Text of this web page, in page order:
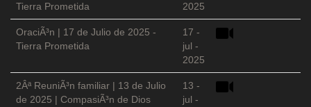
Tierra Prometida
2025
OraciÃ³n | 17 de Julio de 2025 -
Tierra Prometida
17 -
jul -
2025
2Âª ReuniÃ³n familiar | 13 de Julio
de 2025 | CompasiÃ³n de Dios
13 -
jul -